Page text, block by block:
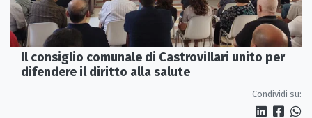
Il consiglio comunale di Castrovillari unito per
difendere il diritto alla salute
Condividi su: